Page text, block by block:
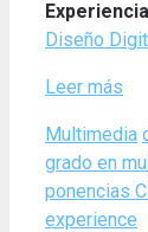
Diseño
Leer más
Categories
Multimedia
grado en
ponencias
experience